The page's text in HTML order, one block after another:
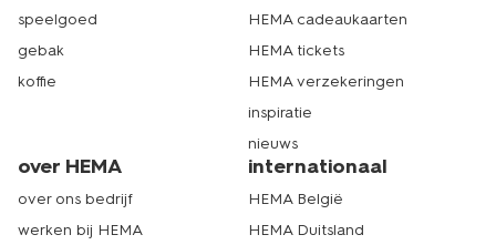
speelgoed
gebak
koffie
HEMA cadeaukaarten
HEMA tickets
HEMA verzekeringen
inspiratie
nieuws
over HEMA
over ons bedrijf
werken bij HEMA
internationaal
HEMA België
HEMA Duitsland